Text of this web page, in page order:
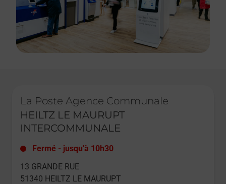
La Poste Agence Communale
HEILTZ LE MAURUPT
INTERCOMMUNALE
Fermé - jusqu'à 10h30
13 GRANDE RUE
51340 HEILTZ LE MAURUPT